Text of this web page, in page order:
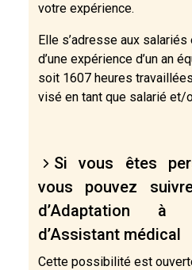
votre expérience.
Elle s’adresse aux
d’une expérience d’un an
soit 1607 heures
visé en tant que salarié et/
Si vous êtes
vous pouvez
d’Adaptation à
d’Assistant médical
Cette possibilité est